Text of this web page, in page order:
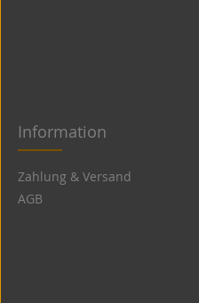
Information
Zahlung & Versand
AGB